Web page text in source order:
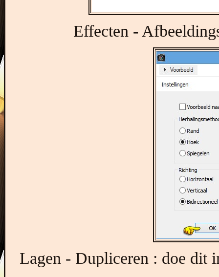
Effecten -
Lagen - Dupliceren : doe dit